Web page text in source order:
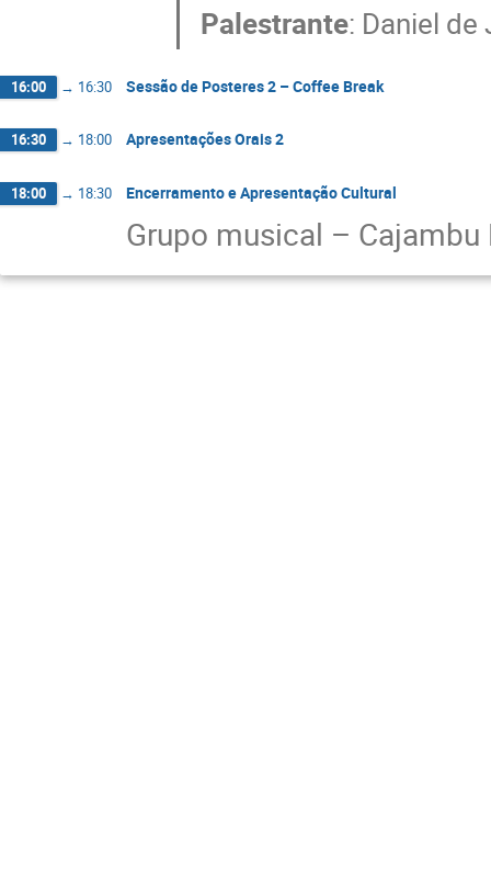
Palestrante: Daniel de
16:00 → 16:30 Sessão de Posteres 2 – Coffee Break
16:30 → 18:00 Apresentações Orais 2
18:00 → 18:30 Encerramento e Apresentação Cultural
Grupo musical – Cajambu